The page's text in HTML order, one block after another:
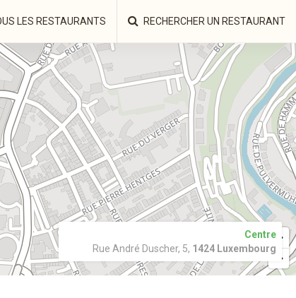
LES RESTAURANTS RECHERCHER UN RESTAURANT
Centre
Rue André Duscher, 5, 1424 Luxembourg